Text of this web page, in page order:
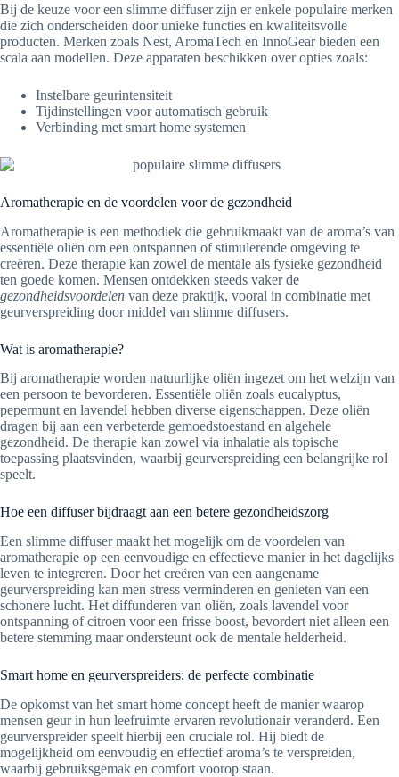
Bij de keuze voor een slimme diffuser zijn er enkele populaire merken
die zich onderscheiden door unieke functies en kwaliteitsvolle
producten. Merken zoals Nest, AromaTech en InnoGear bieden een
scala aan modellen. Deze apparaten beschikken over opties zoals:
Instelbare geurintensiteit
Tijdinstellingen voor automatisch gebruik
Verbinding met smart home systemen
Aromatherapie en de voordelen voor de gezondheid
Aromatherapie is een methodiek die gebruikmaakt van de aroma’s van
essentiële oliën om een ontspannen of stimulerende omgeving te
creëren. Deze therapie kan zowel de mentale als fysieke gezondheid
ten goede komen. Mensen ontdekken steeds vaker de
gezondheidsvoordelen van deze praktijk, vooral in combinatie met
geurverspreiding door middel van slimme diffusers.
Wat is aromatherapie?
Bij aromatherapie worden natuurlijke oliën ingezet om het welzijn van
een persoon te bevorderen. Essentiële oliën zoals eucalyptus,
pepermunt en lavendel hebben diverse eigenschappen. Deze oliën
dragen bij aan een verbeterde gemoedstoestand en algehele
gezondheid. De therapie kan zowel via inhalatie als topische
toepassing plaatsvinden, waarbij geurverspreiding een belangrijke rol
speelt.
Hoe een diffuser bijdraagt aan een betere gezondheidszorg
Een slimme diffuser maakt het mogelijk om de voordelen van
aromatherapie op een eenvoudige en effectieve manier in het dagelijks
leven te integreren. Door het creëren van een aangename
geurverspreiding kan men stress verminderen en genieten van een
schonere lucht. Het diffunderen van oliën, zoals lavendel voor
ontspanning of citroen voor een frisse boost, bevordert niet alleen een
betere stemming maar ondersteunt ook de mentale helderheid.
Smart home en geurverspreiders: de perfecte combinatie
De opkomst van het smart home concept heeft de manier waarop
mensen geur in hun leefruimte ervaren revolutionair veranderd. Een
geurverspreider speelt hierbij een cruciale rol. Hij biedt de
mogelijkheid om eenvoudig en effectief aroma’s te verspreiden,
waarbij gebruiksgemak en comfort voorop staan.